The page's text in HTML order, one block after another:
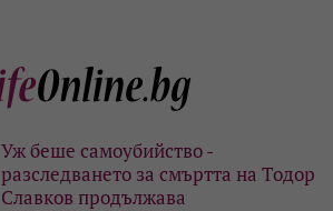
Уж беше самоубийство -
разследването за смъртта на Тодор
Славков продължава